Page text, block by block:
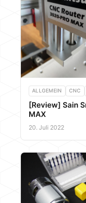
ALLGEMEIN CNC
[Review] Sain
MAX
20. Juli 2022